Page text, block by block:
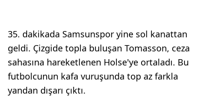
35. dakikada Samsunspor yine sol kanattan
geldi. Çizgide topla buluşan Tomasson, ceza
sahasına hareketlenen Holse'ye ortaladı. Bu
futbolcunun kafa vuruşunda top az farkla
yandan dışarı çıktı.